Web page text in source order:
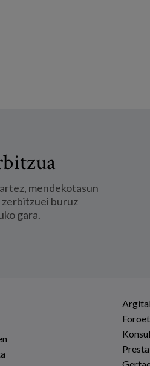
mendekotasun
buruz
gara.